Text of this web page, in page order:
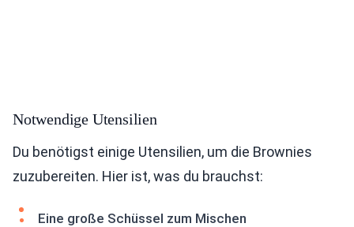
Notwendige Utensilien
Du benötigst einige Utensilien, um die Brownies
zuzubereiten. Hier ist, was du brauchst:
Eine große Schüssel zum Mischen